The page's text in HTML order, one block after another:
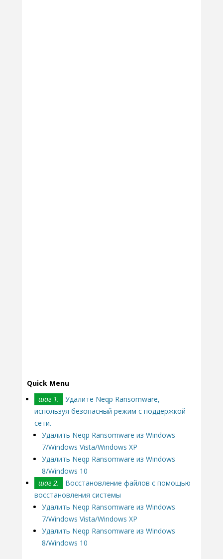
Quick Menu
шаг 1.
Удалите Neqp Ransomware,
используя безопасный режим с поддержкой
сети.
Удалить Neqp Ransomware из Windows
7/Windows Vista/Windows XP
Удалить Neqp Ransomware из Windows
8/Windows 10
шаг 2.
Восстановление файлов с помощью
восстановления системы
Удалить Neqp Ransomware из Windows
7/Windows Vista/Windows XP
Удалить Neqp Ransomware из Windows
8/Windows 10